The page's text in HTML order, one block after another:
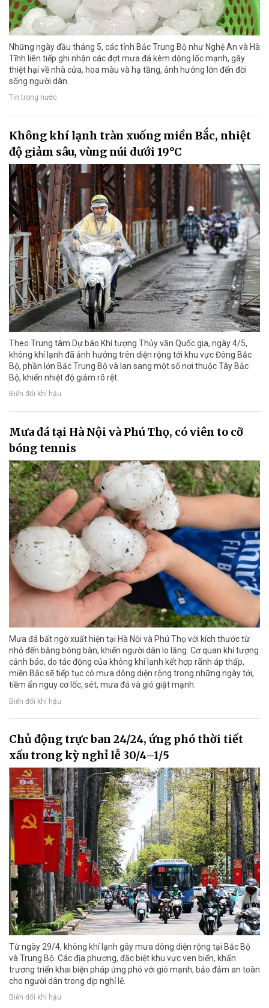
Những ngày đầu tháng 5, các tỉnh Bắc Trung Bộ như Nghệ An và Hà
Tĩnh liên tiếp ghi nhận các đợt mưa đá kèm dông lốc mạnh, gây
thiệt hại về nhà cửa, hoa màu và hạ tầng, ảnh hưởng lớn đến đời
sống người dân.
Tin trong nước
Không khí lạnh tràn xuống miền Bắc, nhiệt
độ giảm sâu, vùng núi dưới 19°C
Theo Trung tâm Dự báo Khí tượng Thủy văn Quốc gia, ngày 4/5,
không khí lạnh đã ảnh hưởng trên diện rộng tới khu vực Đông Bắc
Bộ, phần lớn Bắc Trung Bộ và lan sang một số nơi thuộc Tây Bắc
Bộ, khiến nhiệt độ giảm rõ rệt.
Biến đổi khí hậu
Mưa đá tại Hà Nội và Phú Thọ, có viên to cỡ
bóng tennis
Mưa đá bất ngờ xuất hiện tại Hà Nội và Phú Thọ với kích thước từ
nhỏ đến bằng bóng bàn, khiến người dân lo lắng. Cơ quan khí tượng
cảnh báo, do tác động của không khí lạnh kết hợp rãnh áp thấp,
miền Bắc sẽ tiếp tục có mưa dông diện rộng trong những ngày tới,
tiềm ẩn nguy cơ lốc, sét, mưa đá và gió giật mạnh.
Biến đổi khí hậu
Chủ động trực ban 24/24, ứng phó thời tiết
xấu trong kỳ nghỉ lễ 30/4–1/5
Từ ngày 29/4, không khí lạnh gây mưa dông diện rộng tại Bắc Bộ
và Trung Bộ. Các địa phương, đặc biệt khu vực ven biển, khẩn
trương triển khai biện pháp ứng phó với gió mạnh, bảo đảm an toàn
cho người dân trong dịp nghỉ lễ.
Biến đổi khí hậu